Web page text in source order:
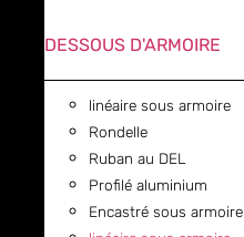
DESSOUS D'ARMOIRE
linéaire sous armoire
Rondelle
Ruban au DEL
Profilé aluminium
Encastré sous armoire